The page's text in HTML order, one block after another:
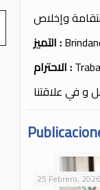
وإخلاص
التميز:
الاحترام:
و في علاقتنا
25 Febrero, 2026